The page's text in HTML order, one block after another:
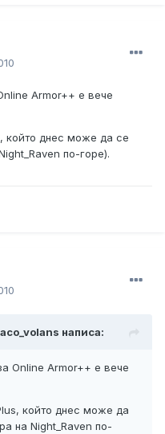
Armor++ е вече
който днес може да се
по-горе).
написа:
Online Armor++ е вече
който днес може да
на Night_Raven по-